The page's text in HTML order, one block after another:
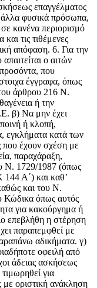
επαγγέλματος
φυσικά πρόσωπα,
κανένα περιορισμό
τις τιθέμενες
απόφαση. 6. Για την
ο αιτών
που
έγγραφα, όπως
του άρθρου 216 Ν.
ή την
β) Να μην έχει
ή κλοπή,
εγκλήματα κατά των
που έχουν σχέση με
παραχάραξη,
Ν. 1729/1987 (όπως
Α΄) και καθ’
και του Ν.
Κώδικα όπως αυτός
για κακούργημα ή
επεβλήθη η στέρηση
παραπεμφθεί με
αδικήματα. γ)
οφειλή από
άδειας ασκήσεως
για
με οριστική ανάκληση